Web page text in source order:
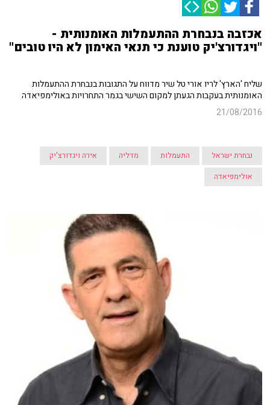
אכזבה בנבחרת ההתעמלות האומנותית -
"ויגדורצ'יק טוענת כי תנאי האימון לא היו טובים"
שליח 'הארץ' לריו אורי טל שיר מדווח על התגובות בנבחרת ההתעמלות
האומנותית בעקבות הגעתן למקום השישי בגמר התחרויות באולימפיאדה
21/08/2016
נבחרת ישראל התעמלות מדליה
אירה ויגדורצ'יק
אולימפיאדה